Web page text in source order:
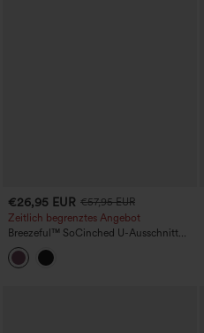
€26,95 EUR €57,95 EUR
Zeitlich begrenztes Angebot
Breezeful™ SoCinched U-Ausschnitt
Ausgeschnittenes Bauchkontroll-
Taschen-Schnell-Trocknender Yoga-
Einteiler